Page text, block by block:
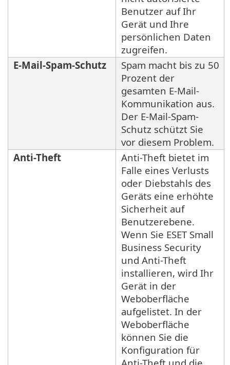
Benutzer auf Ihr
Gerät und Ihre
persönlichen Daten
zugreifen.
E-Mail-Spam-Schutz
Spam macht bis zu 50
Prozent der
gesamten E-Mail-
Kommunikation aus.
Der E-Mail-Spam-
Schutz schützt Sie
vor diesem Problem.
Anti-Theft
Anti-Theft bietet im
Falle eines Verlusts
oder Diebstahls des
Geräts eine erhöhte
Sicherheit auf
Benutzerebene.
Wenn Sie ESET Small
Business Security
und Anti-Theft
installieren, wird Ihr
Gerät in der
Weboberfläche
aufgelistet. In der
Weboberfläche
können Sie die
Konfiguration für